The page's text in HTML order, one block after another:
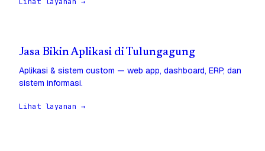
Jasa Bikin Aplikasi di Tulungagung
Aplikasi & sistem custom — web app, dashboard, ERP, dan
sistem informasi.
Lihat layanan →